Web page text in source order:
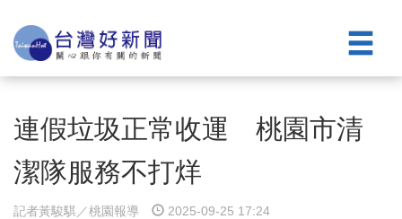
連假垃圾正常收運 桃園市清
潔隊服務不打烊
記者黃駿騏／桃園報導 2025-09-25 17:24